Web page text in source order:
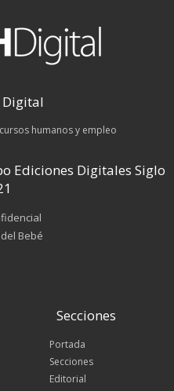
Digital
humanos y empleo
Ediciones Digitales Siglo
Bebé
Secciones
Portada
Secciones
Editorial